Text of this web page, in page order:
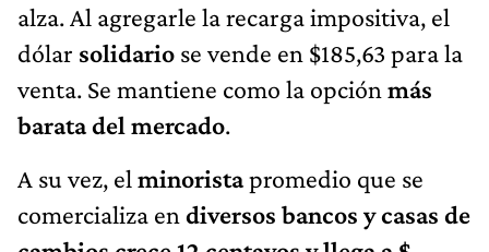
alza. Al agregarle la recarga impositiva, el
dólar solidario se vende en $185,63 para la
venta. Se mantiene como la opción más
barata del mercado.
A su vez, el minoristapromedio que se
comercializa en diversos bancos y casas de